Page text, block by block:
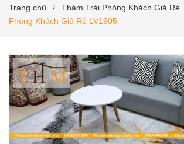
Trang chủ / Thảm Trải Phòng Khách Giá Rẻ
Phòng Khách Giá Rẻ LV1905